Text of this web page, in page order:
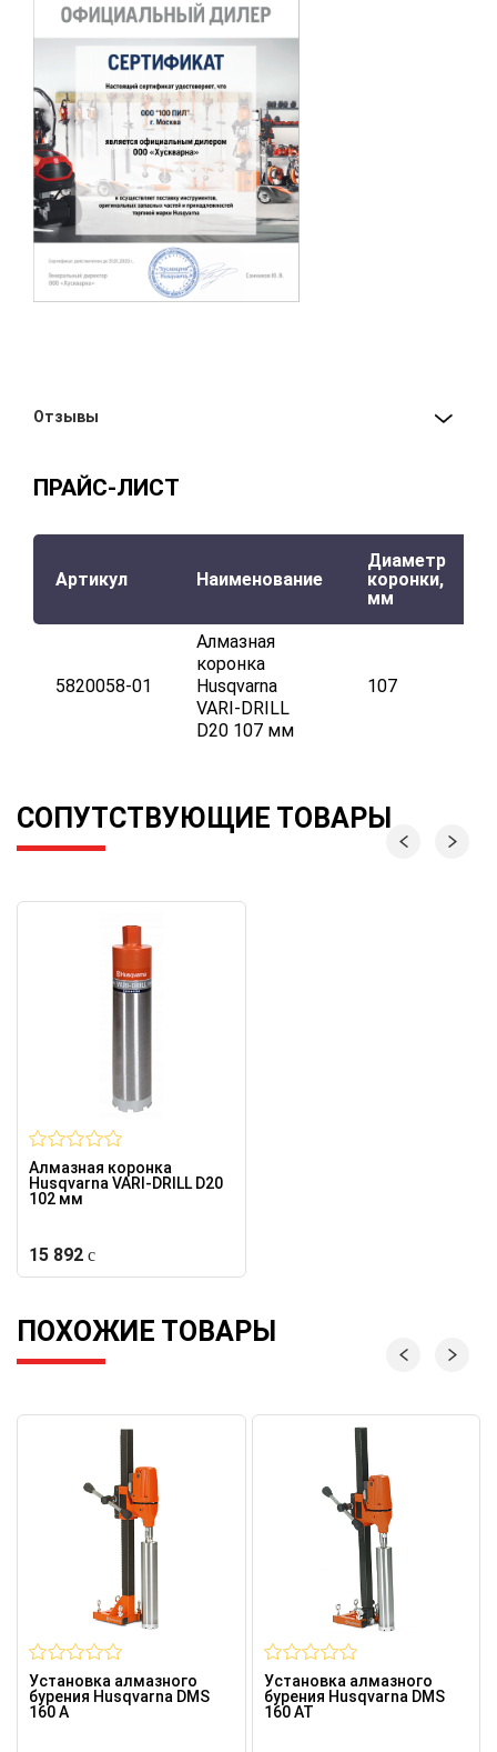
Отзывы
ПРАЙС-ЛИСТ
Артикул Наименование
Диаметр
коронки,
мм
5820058-01
Алмазная
коронка
Husqvarna
VARI-DRILL
D20 107 мм
107
СОПУТСТВУЮЩИЕ ТОВАРЫ
Алмазная коронка
Husqvarna VARI-DRILL D20
102 мм
15 892
ПОХОЖИЕ ТОВАРЫ
Установка алмазного
бурения Husqvarna DMS
160 A
Установка алмазного
бурения Husqvarna DMS
160 AT